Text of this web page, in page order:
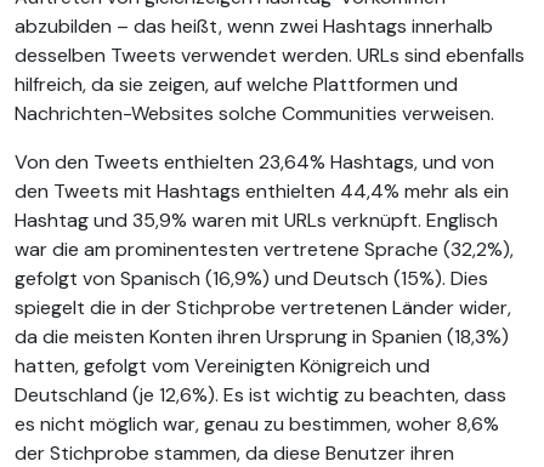
abzubilden – das heißt, wenn zwei Hashtags innerhalb
desselben Tweets verwendet werden. URLs sind ebenfalls
hilfreich, da sie zeigen, auf welche Plattformen und
Nachrichten-Websites solche Communities verweisen.
Von den Tweets enthielten 23,64% Hashtags, und von
den Tweets mit Hashtags enthielten 44,4% mehr als ein
Hashtag und 35,9% waren mit URLs verknüpft. Englisch
war die am prominentesten vertretene Sprache (32,2%),
gefolgt von Spanisch (16,9%) und Deutsch (15%). Dies
spiegelt die in der Stichprobe vertretenen Länder wider,
da die meisten Konten ihren Ursprung in Spanien (18,3%)
hatten, gefolgt vom Vereinigten Königreich und
Deutschland (je 12,6%). Es ist wichtig zu beachten, dass
es nicht möglich war, genau zu bestimmen, woher 8,6%
der Stichprobe stammen, da diese Benutzer ihren